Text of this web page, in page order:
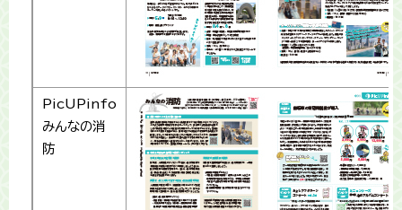
PicUPinfo
みんなの消
防